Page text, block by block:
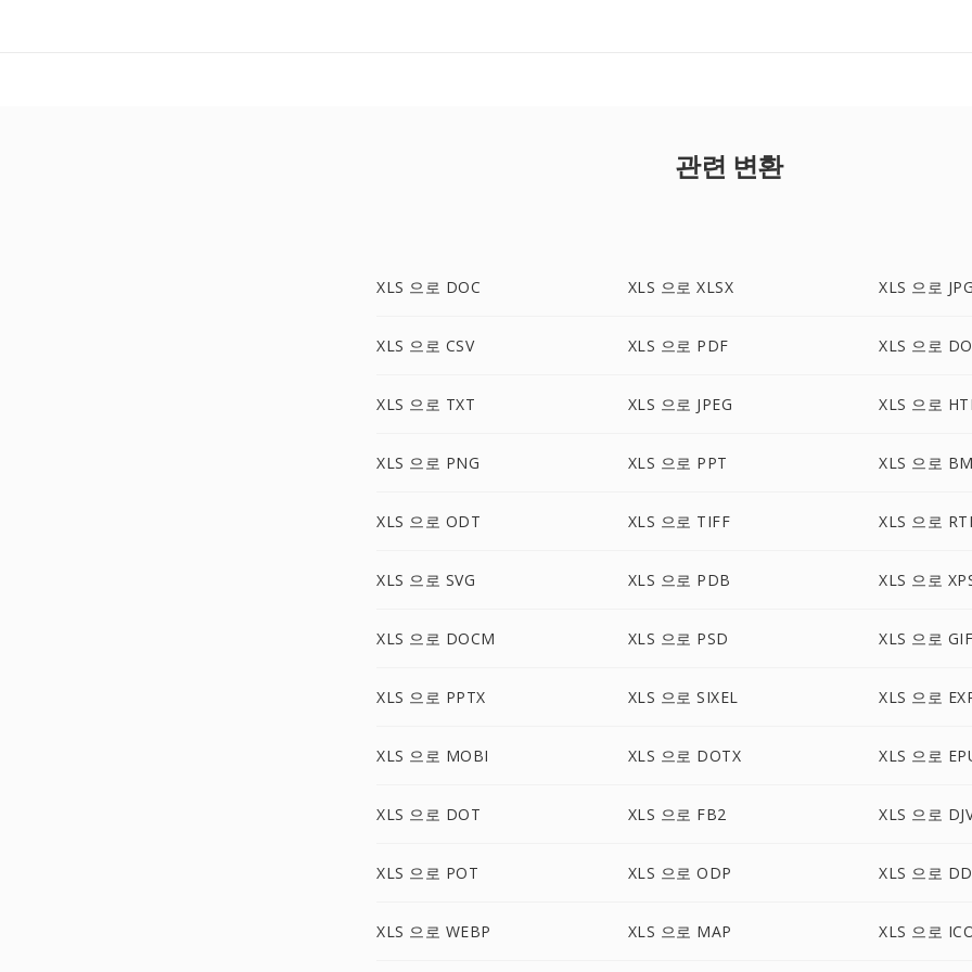
관련 변환
XLS 으로 DOC XLS 으로 XLSX XLS 으로 JPG
XLS 으로 CSV XLS 으로 PDF XLS 으로
XLS 으로 TXT XLS 으로 JPEG XLS 으로
XLS 으로 PNG XLS 으로 PPT XLS 으로
XLS 으로 ODT XLS 으로 TIFF XLS 으로
XLS 으로 SVG XLS 으로 PDB XLS 으로
XLS 으로 DOCM XLS 으로 PSD XLS 으로 GIF
XLS 으로 PPTX XLS 으로 SIXEL XLS 으로
XLS 으로 MOBI XLS 으로 DOTX XLS 으로
XLS 으로 DOT XLS 으로 FB2 XLS 으로
XLS 으로 POT XLS 으로 ODP XLS 으로
XLS 으로 WEBP XLS 으로 MAP XLS 으로